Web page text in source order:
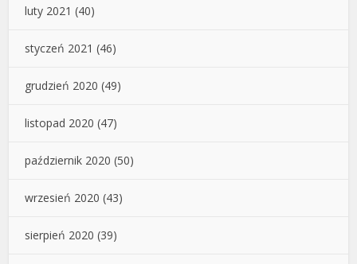
luty 2021 (40)
styczeń 2021 (46)
grudzień 2020 (49)
listopad 2020 (47)
październik 2020 (50)
wrzesień 2020 (43)
sierpień 2020 (39)